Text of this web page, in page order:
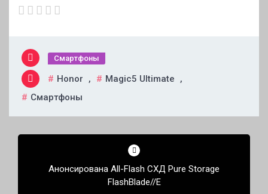
Смартфоны
Honor , Magic5 Ultimate
,
Смартфоны
Навигация
записямАнонсирована All-Flash СХД Pure Storage
FlashBlade//E